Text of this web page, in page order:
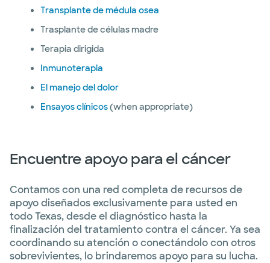
Transplante de médula osea
Trasplante de células madre
Terapia dirigida
Inmunoterapia
El manejo del dolor
Ensayos clínicos(when appropriate)
Encuentre apoyo para el cáncer
Contamos con una red completa de recursos de
apoyo diseñados exclusivamente para usted en
todo Texas, desde el diagnóstico hasta la
finalización del tratamiento contra el cáncer. Ya sea
coordinando su atención o conectándolo con otros
sobrevivientes, lo brindaremos apoyo para su lucha.